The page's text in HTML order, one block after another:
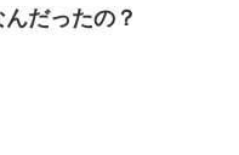
たり前のように実家や姪
だったの？